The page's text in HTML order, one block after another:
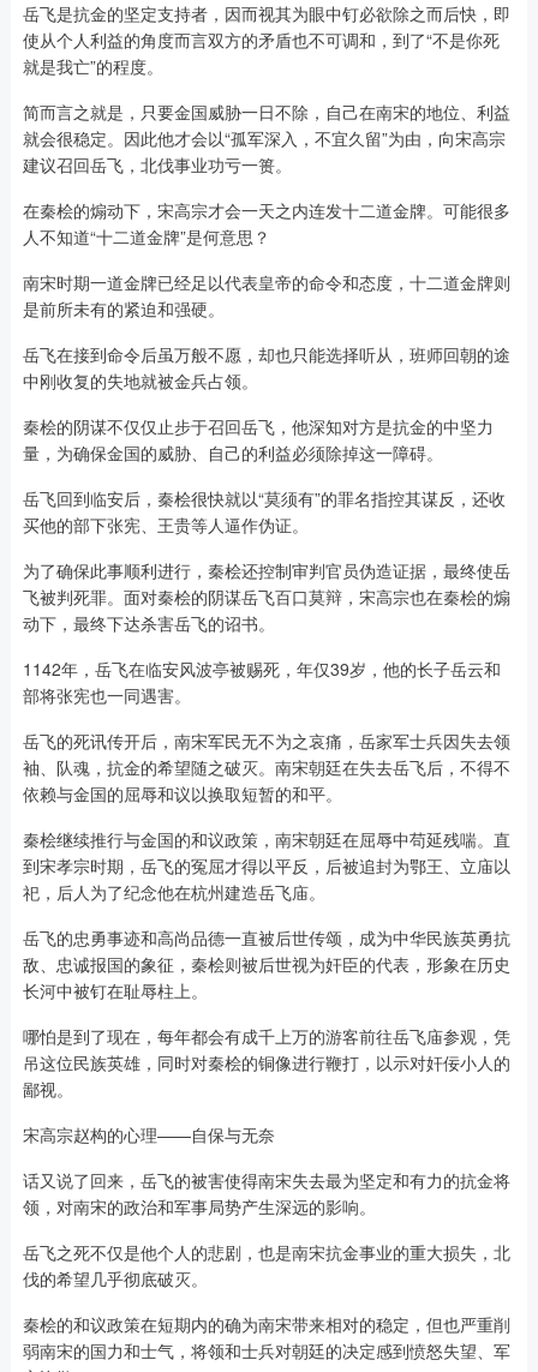
岳飞是抗金的坚定支持者，因而视其为眼中钉必欲除之而后快，即
使从个人利益的角度而言双方的矛盾也不可调和，到了“不是你死
就是我亡”的程度。
简而言之就是，只要金国威胁一日不除，自己在南宋的地位、利益
就会很稳定。因此他才会以“孤军深入，不宜久留”为由，向宋高宗
建议召回岳飞，北伐事业功亏一篑。
在秦桧的煽动下，宋高宗才会一天之内连发十二道金牌。可能很多
人不知道“十二道金牌”是何意思？
南宋时期一道金牌已经足以代表皇帝的命令和态度，十二道金牌则
是前所未有的紧迫和强硬。
岳飞在接到命令后虽万般不愿，却也只能选择听从，班师回朝的途
中刚收复的失地就被金兵占领。
秦桧的阴谋不仅仅止步于召回岳飞，他深知对方是抗金的中坚力
量，为确保金国的威胁、自己的利益必须除掉这一障碍。
岳飞回到临安后，秦桧很快就以“莫须有”的罪名指控其谋反，还收
买他的部下张宪、王贵等人逼作伪证。
为了确保此事顺利进行，秦桧还控制审判官员伪造证据，最终使岳
飞被判死罪。面对秦桧的阴谋岳飞百口莫辩，宋高宗也在秦桧的煽
动下，最终下达杀害岳飞的诏书。
1142年，岳飞在临安风波亭被赐死，年仅39岁，他的长子岳云和
部将张宪也一同遇害。
岳飞的死讯传开后，南宋军民无不为之哀痛，岳家军士兵因失去领
袖、队魂，抗金的希望随之破灭。南宋朝廷在失去岳飞后，不得不
依赖与金国的屈辱和议以换取短暂的和平。
秦桧继续推行与金国的和议政策，南宋朝廷在屈辱中苟延残喘。直
到宋孝宗时期，岳飞的冤屈才得以平反，后被追封为鄂王、立庙以
祀，后人为了纪念他在杭州建造岳飞庙。
岳飞的忠勇事迹和高尚品德一直被后世传颂，成为中华民族英勇抗
敌、忠诚报国的象征，秦桧则被后世视为奸臣的代表，形象在历史
长河中被钉在耻辱柱上。
哪怕是到了现在，每年都会有成千上万的游客前往岳飞庙参观，凭
吊这位民族英雄，同时对秦桧的铜像进行鞭打，以示对奸佞小人的
鄙视。
宋高宗赵构的心理——自保与无奈
话又说了回来，岳飞的被害使得南宋失去最为坚定和有力的抗金将
领，对南宋的政治和军事局势产生深远的影响。
岳飞之死不仅是他个人的悲剧，也是南宋抗金事业的重大损失，北
伐的希望几乎彻底破灭。
秦桧的和议政策在短期内的确为南宋带来相对的稳定，但也严重削
弱南宋的国力和士气，将领和士兵对朝廷的决定感到愤怒失望、军